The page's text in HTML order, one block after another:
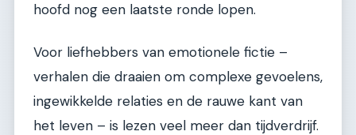
hoofd nog een laatste ronde lopen.
Voor liefhebbers van emotionele fictie –
verhalen die draaien om complexe gevoelens,
ingewikkelde relaties en de rauwe kant van
het leven – is lezen veel meer dan tijdverdrijf.